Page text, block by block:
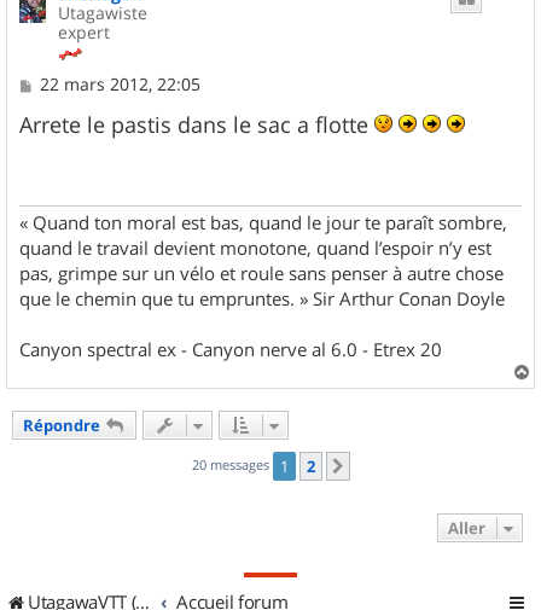
Utagawiste
expert
M
s
s
22 mars 2012, 22:05
Arrete le pastis dans le sac a flotte
« Quand ton moral est bas, quand le jour te paraît sombre,
quand le travail devient monotone, quand l’espoir n’y est
pas, grimpe sur un vélo et roule sans penser à autre chose
que le chemin que tu empruntes. » Sir Arthur Conan Doyle
Canyon spectral ex - Canyon nerve al 6.0 - Etrex 20
a
Répondre
20 messages 1 2
Aller
UtagawaVTT (Randos VTT et VTTAE avec traces GPS) Accueil forum